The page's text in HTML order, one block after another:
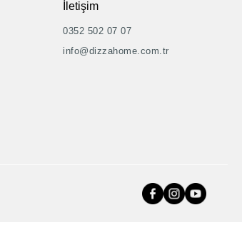
İletişim
0352 502 07 07
info@dizzahome.com.tr